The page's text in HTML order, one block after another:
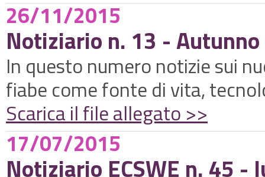
26/11/2015
Notiziario n. 13 -
In questo numero notizie sui
fiabe come fonte di vita,
Scarica il file allegato >>
17/07/2015
Notiziario ECSWE n. 45 -